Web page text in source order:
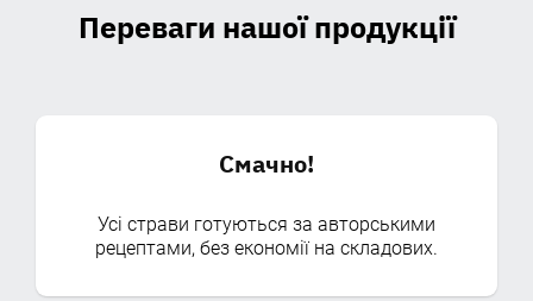
Переваги нашої продукції
Смачно!
Усі страви готуються за авторськими
рецептами, без економії на складових.